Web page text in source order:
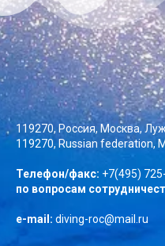
119270, Россия, Москва,
119270, Russian federation,
Телефон/факс: +7(495)
по вопросам
e-mail: diving-roc@mail.ru